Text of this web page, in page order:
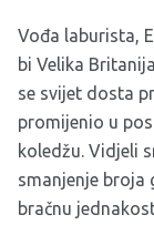
Vođa laburista,
bi Velika
se svijet dosta
promijenio u
koledžu. Vidjeli
smanjenje broja
bračnu